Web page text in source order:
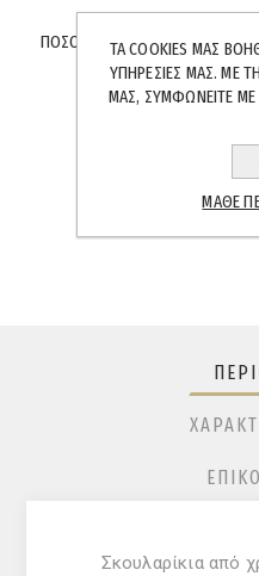
ΠΟΣΌΤΗΤΑ:
SHARE:
Σκουλαρίκια από
ΤΑ COOKIES ΜΑΣ
ΥΠΗΡΕΣΊΕΣ ΜΑΣ. ΜΕ
ΜΑΣ, ΣΥΜΦΩΝΕΊΤΕ ΜΕ
ΜΆΘΕ